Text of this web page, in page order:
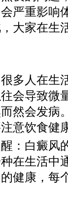
严重影响
大家在生
人在生
会导致微
然会发病
意饮食健
白癜风
在生活中
健康，每